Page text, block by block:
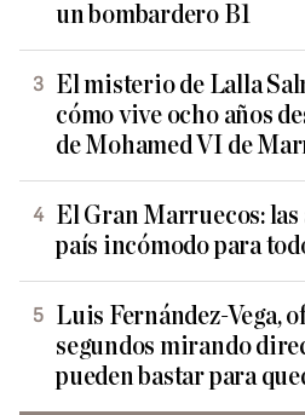
un bombardero B1
El misterio de Lalla
cómo vive ocho años
de Mohamed VI de
El Gran Marruecos:
país incómodo para
Luis Fernández-Vega,
segundos mirando
pueden bastar para